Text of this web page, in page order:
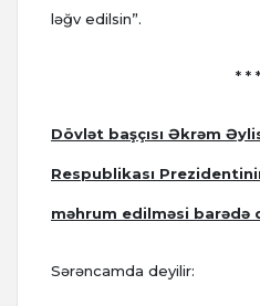
ləğv edilsin”.
* * *
Dövlət başçısı Əkrəm
Respublikası
məhrum edilməsi barədə
Sərəncamda deyilir: